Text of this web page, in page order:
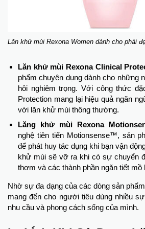
Lăn khử mùi Rexona Women dành cho phái
Lăn khử mùi Rexona Clinical
phẩm chuyên dụng dành cho những
hôi nghiêm trọng. Với công thức
Protection mang lại hiệu quả ngăn
với lăn khử mùi thông thường.
Lăng khử mùi Rexona
nghệ tiên tiến Motionsense™, sản
để phát huy tác dụng khi bạn vận
khử mùi sẽ vỡ ra khi có sự chuyển
thơm và các thành phần ngăn tiết mồ
Nhờ sự đa dạng của các dòng sản
mang đến cho người tiêu dùng nhiều
nhu cầu và phong cách sống của mình.